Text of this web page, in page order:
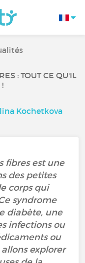
: TOUT CE QU'IL
Kochetkova
fibres est une
des petites
corps qui
syndrome
diabète, une
infections ou
ou
explorer